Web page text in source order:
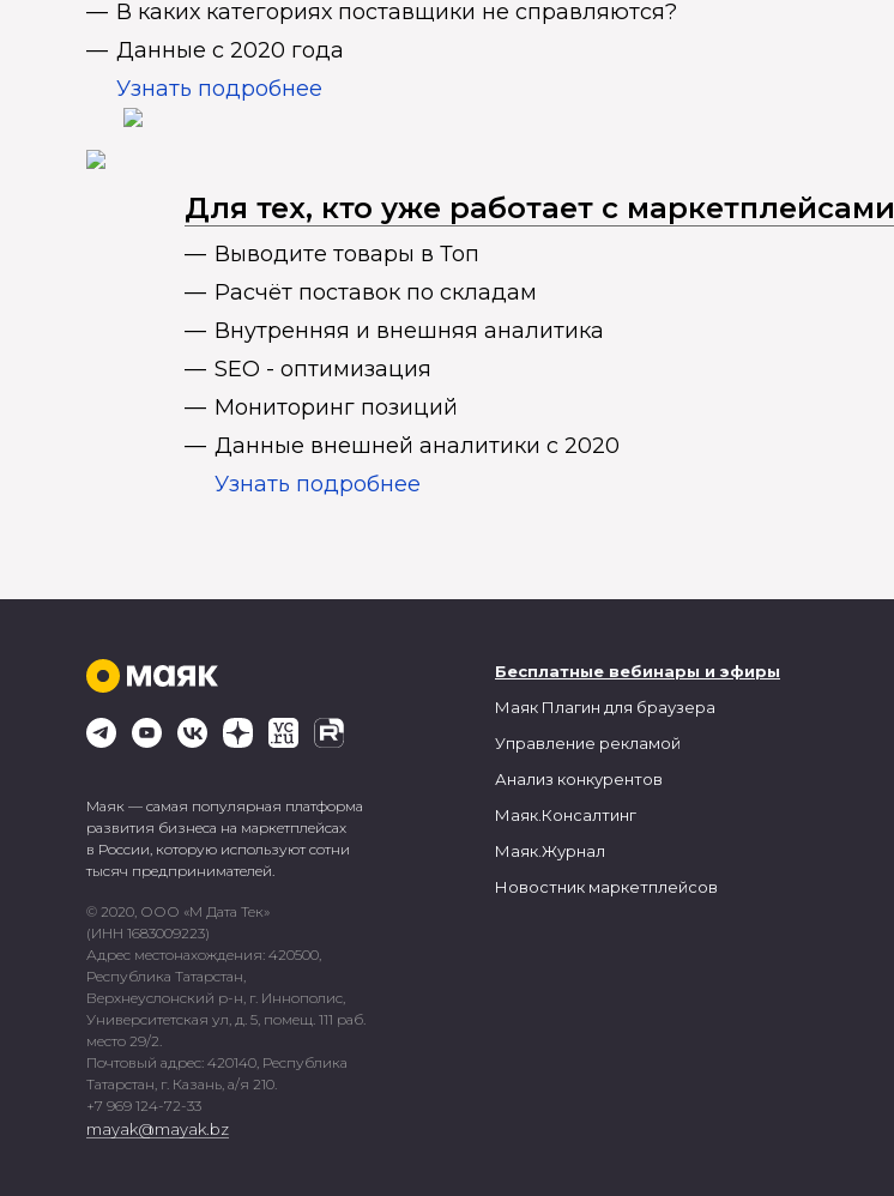
В каких категориях поставщики не справляются?
Данные с 2020 года
Узнать подробнее
Для тех, кто уже работает с маркетплейсами
Выводите товары в Топ
Расчёт поставок по складам
Внутренняя и внешняя аналитика
SEO - оптимизация
Мониторинг позиций
Данные внешней аналитики с 2020
Узнать подробнее
Маяк — самая популярная платформа
развития бизнеса на маркетплейсах
в России, которую используют сотни
тысяч предпринимателей.
© 2020, ООО «М Дата Тек»
(ИНН 1683009223)
Адрес местонахождения: 420500,
Республика Татарстан,
Верхнеуслонский р-н, г. Иннополис,
Университетская ул, д. 5, помещ. 111 раб.
место 29/2.
Почтовый адрес: 420140, Республика
Татарстан, г. Казань, а/я 210.
+7 969 124-72-33
mayak@mayak.bz
Бесплатные вебинары и эфиры
Маяк Плагин для браузера
Управление рекламой
Анализ конкурентов
Маяк.Консалтинг
Маяк.Журнал
Новостник маркетплейсов